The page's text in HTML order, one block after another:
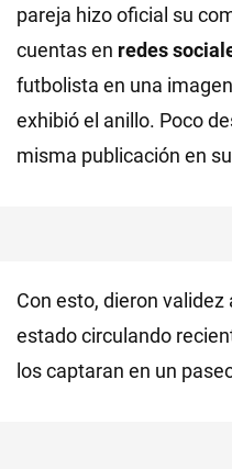
pareja hizo oficial su
cuentas en redes
futbolista en una
exhibió el anillo. Poco
misma publicación en
Con esto, dieron
estado circulando
los captaran en un